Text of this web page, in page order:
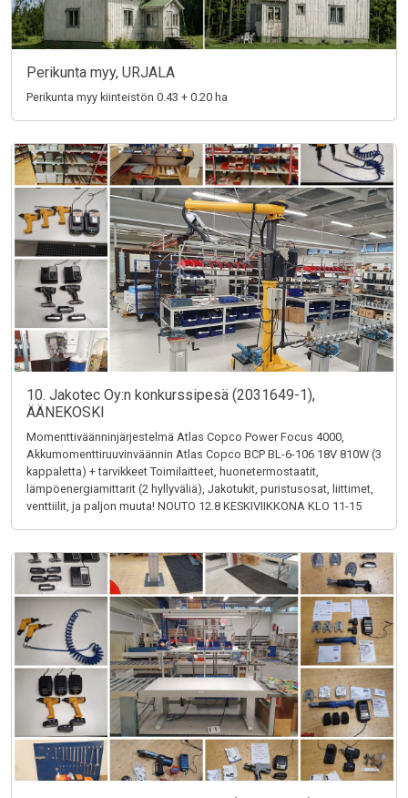
Perikunta myy, URJALA
Perikunta myy kiinteistön 0.43 + 0.20 ha
10. Jakotec Oy:n konkurssipesä (2031649-1),
ÄÄNEKOSKI
Momenttiväänninjärjestelmä Atlas Copco Power Focus 4000,
Akkumomenttiruuvinväännin Atlas Copco BCP BL-6-106 18V 810W (3
kappaletta) + tarvikkeet Toimilaitteet, huonetermostaatit,
lämpöenergiamittarit (2 hyllyväliä), Jakotukit, puristusosat, liittimet,
venttiilit, ja paljon muuta! NOUTO 12.8 KESKIVIIKKONA KLO 11-15